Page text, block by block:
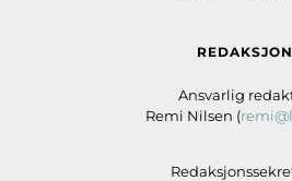
REDAKSJON
Ansvarlig
Remi Nilsen (